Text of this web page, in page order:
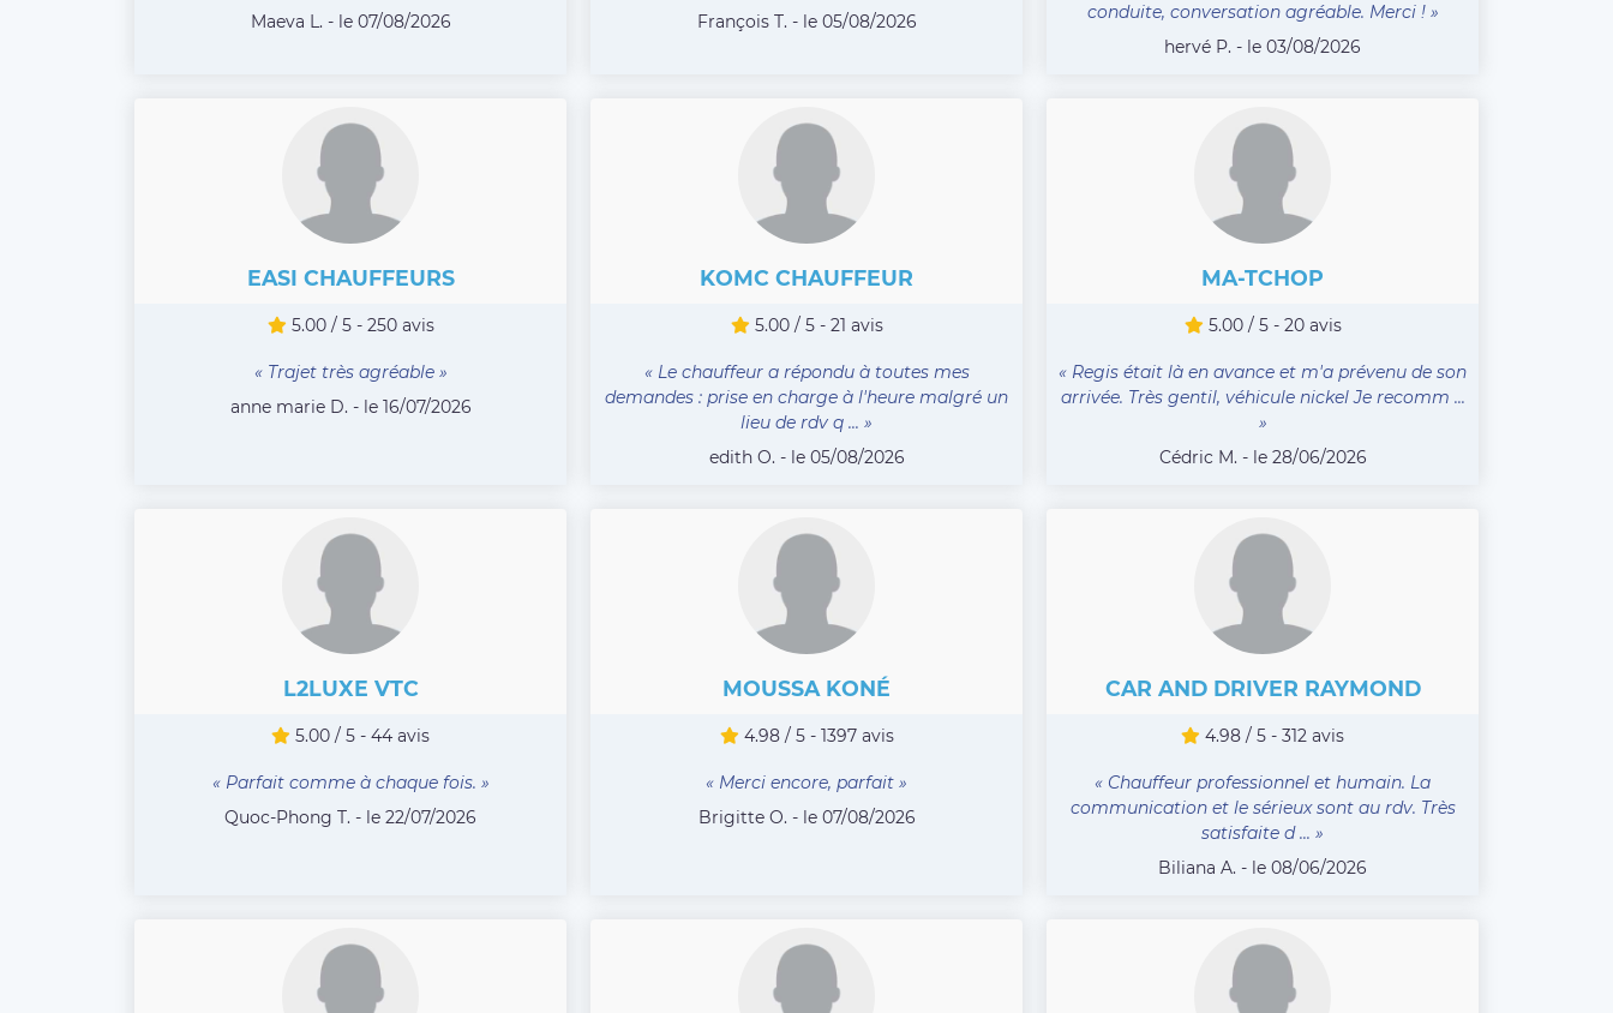
Maeva L. - le 07/08/2026
François T. - le 05/08/2026
conduite, conversation agréable. Merci ! »
hervé P. - le 03/08/2026
EASI CHAUFFEURS
5.00 / 5 - 250 avis
« Trajet très agréable »
anne marie D. - le 16/07/2026
KOMC CHAUFFEUR
5.00 / 5 - 21 avis
« Le chauffeur a répondu à toutes mes
demandes : prise en charge à l'heure malgré un
lieu de rdv q ... »
edith O. - le 05/08/2026
MA-TCHOP
5.00 / 5 - 20 avis
« Regis était là en avance et m'a prévenu de son
arrivée. Très gentil, véhicule nickel Je recomm ...
»
Cédric M. - le 28/06/2026
L2LUXE VTC
5.00 / 5 - 44 avis
« Parfait comme à chaque fois. »
Quoc-Phong T. - le 22/07/2026
MOUSSA KONÉ
4.98 / 5 - 1397 avis
« Merci encore, parfait »
Brigitte O. - le 07/08/2026
CAR AND DRIVER RAYMOND
4.98 / 5 - 312 avis
« Chauffeur professionnel et humain. La
communication et le sérieux sont au rdv. Très
satisfaite d ... »
Biliana A. - le 08/06/2026